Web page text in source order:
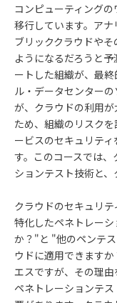
コンピューティング
移行しています。ア
ブリッククラウドや
ようになるだろうと
ートした組織が、最
ル・データセンター
が、クラウドの利用
ため、組織のリスク
ービスのセキュリテ
す。このコースでは
ションテスト技術と、
クラウドのセキュリ
特化したペネトレー
か？"と "他のペンテ
ウドに適用できます
エスですが、その理
ペネトレーションテ